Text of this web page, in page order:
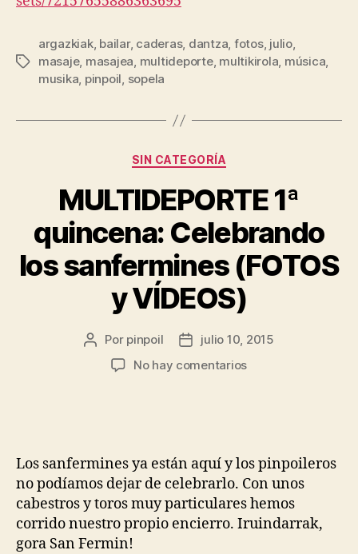
argazkiak, bailar, caderas, dantza, fotos, julio,
masaje, masajea, multideporte, multikirola, música,
musika, pinpoil, sopela
SIN CATEGORÍA
MULTIDEPORTE 1ª
quincena: Celebrando
los sanfermines (FOTOS
y VÍDEOS)
Por pinpoil
julio 10, 2015
No hay comentarios
Los sanfermines ya están aquí y los pinpoileros
no podíamos dejar de celebrarlo. Con unos
cabestros y toros muy particulares hemos
corrido nuestro propio encierro. Iruindarrak,
gora San Fermin!